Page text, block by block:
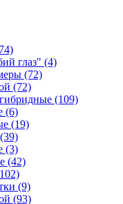
глаз" (4)
(72)
(72)
(109)
(6)
(19)
(39)
(3)
(42)
(9)
(93)